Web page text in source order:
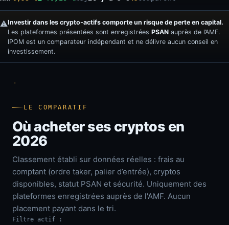
⚠️Investir dans les crypto-actifs comporte un risque de perte en capital.
Les plateformes présentées sont enregistrées PSAN auprès de l’AMF.
IPOM est un comparateur indépendant et ne délivre aucun conseil en
investissement.
LE COMPARATIF
Où acheter ses cryptos en
2026
Classement établi sur données réelles : frais au
comptant (ordre taker, palier d’entrée), cryptos
disponibles, statut PSAN et sécurité. Uniquement des
plateformes enregistrées auprès de l'AMF. Aucun
placement payant dans le tri.
Filtre actif :